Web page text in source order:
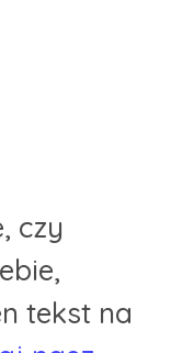
czy
tekst na